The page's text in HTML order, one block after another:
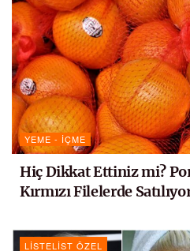
YEME - İÇME
Hiç Dikkat Ettiniz mi?
Kırmızı Filelerde
LISTELIST ÖZEL